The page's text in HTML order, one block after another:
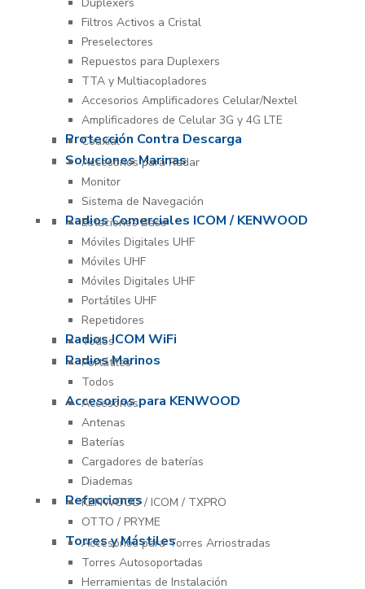
Filtros Activos a Cristal
Preselectores
Repuestos para Duplexers
TTA y Multiacopladores
Accesorios Amplificadores Celular/Nextel
Amplificadores de Celular 3G y 4G LTE
Protección Contra Descarga
Coaxial
Soluciones Marinas
Accesorios para Radar
Monitor
Sistema de Navegación
Radios Comerciales ICOM / KENWOOD
Estaciones Base
Móviles Digitales UHF
Móviles UHF
Móviles Digitales UHF
Portátiles UHF
Repetidores
Radios ICOM WiFi
Todos
Radios Marinos
Portátiles
Todos
Accesorios para KENWOOD
Accesorios
Antenas
Baterías
Cargadores de baterías
Diademas
Refacciones
KENWOOD / ICOM / TXPRO
OTTO / PRYME
Torres y Mástiles
Accesorios para Torres Arriostradas
Torres Autosoportadas
Herramientas de Instalación